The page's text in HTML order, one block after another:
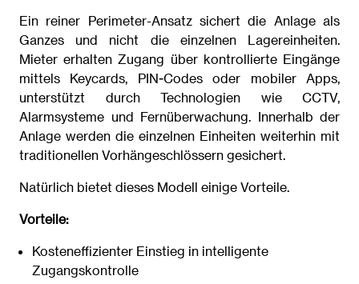
Ein reiner Perimeter-Ansatz sichert die Anlage als
Ganzes und nicht die einzelnen Lagereinheiten.
Mieter erhalten Zugang über kontrollierte Eingänge
mittels Keycards, PIN-Codes oder mobiler Apps,
unterstützt durch Technologien wie CCTV,
Alarmsysteme und Fernüberwachung. Innerhalb der
Anlage werden die einzelnen Einheiten weiterhin mit
traditionellen Vorhängeschlössern gesichert.
Natürlich bietet dieses Modell einige Vorteile.
Vorteile:
Kosteneffizienter Einstieg in intelligente
Zugangskontrolle